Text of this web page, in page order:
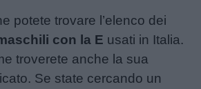
potete trovare l’elenco dei
con la E usati in Italia.
troverete anche la sua
Se state cercando un